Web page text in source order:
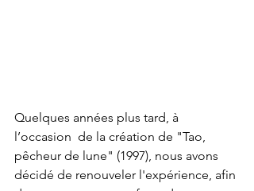
Quelques années plus tard, à
l’occasion  de la création de "Tao,
pêcheur de lune" (1997), nous avons
décidé de renouveler l'expérience, afin